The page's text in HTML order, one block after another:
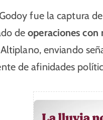
fue la captura
deoperaciones con
enviando
de afinidades